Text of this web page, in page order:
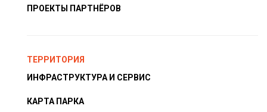
ПРОЕКТЫ ПАРТНЁРОВ
ТЕРРИТОРИЯ
ИНФРАСТРУКТУРА И СЕРВИС
КАРТА ПАРКА